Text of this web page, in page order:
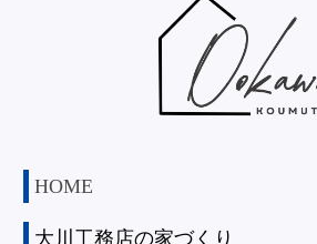
HOME
大川工務店の家づくり